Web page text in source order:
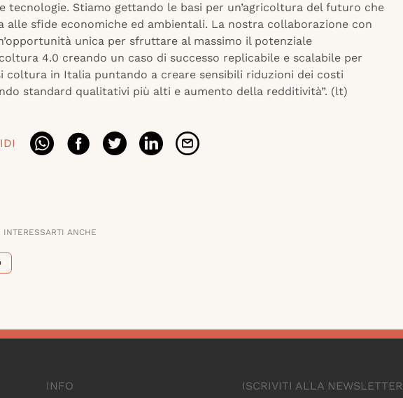
tecnologie. Stiamo gettando le basi per un’agricoltura del futuro che
alle sfide economiche ed ambientali. La nostra collaborazione con
unica per sfruttare al massimo il potenziale
4.0 creando un caso di successo replicabile e scalabile per
coltura in Italia puntando a creare sensibili riduzioni dei costi
standard qualitativi più alti e aumento della redditività”. (lt)
INTERESSARTI ANCHE
INFO ISCRIVITI ALLA NEWSLETTER